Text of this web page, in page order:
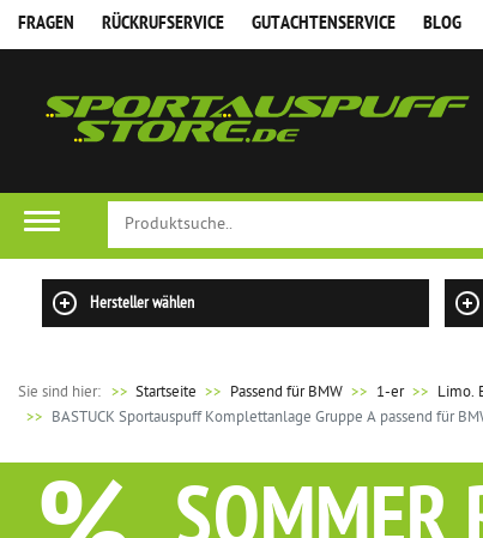
FRAGEN RÜCKRUFSERVICE GUTACHTENSERVICE BLOG
Hersteller wählen
Sie sind hier: >> Startseite Passend für BMW 1-er Limo.
BASTUCK Sportauspuff Komplettanlage Gruppe A passend für